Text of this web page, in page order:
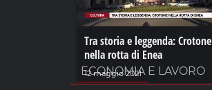
Tra storia e leggenda: Crotone
nella rotta di Enea
12 maggio 2021
ECONOMIA E LAVORO